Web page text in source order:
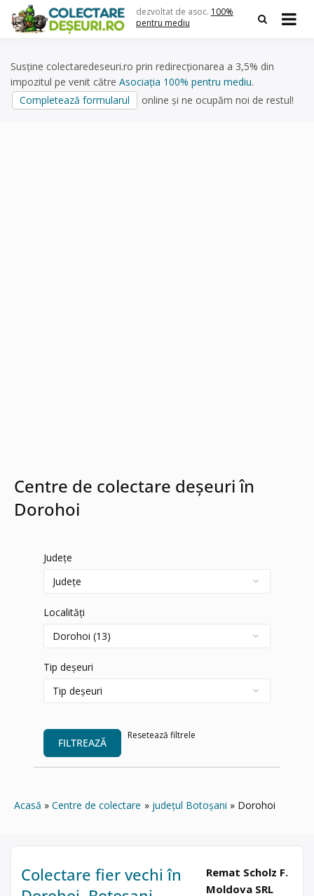
content
dezvoltat de asoc. 100%
pentru mediu
Susține colectaredeseuri.ro prin redirecționarea a 3,5% din
impozitul pe venit către Asociația 100% pentru mediu.
Completează formularul
online și ne ocupăm noi de restul!
Centre de colectare deșeuri în
Dorohoi
Județe
Localități
Tip deșeuri
FILTREAZĂ
Resetează filtrele
Acasă Centre de colectare județul Botoșani Dorohoi
Colectare fier vechi în
Remat Scholz F.
Moldova SRL